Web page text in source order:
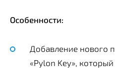
Особенности:
Добавление нового
«Pylon Key»,